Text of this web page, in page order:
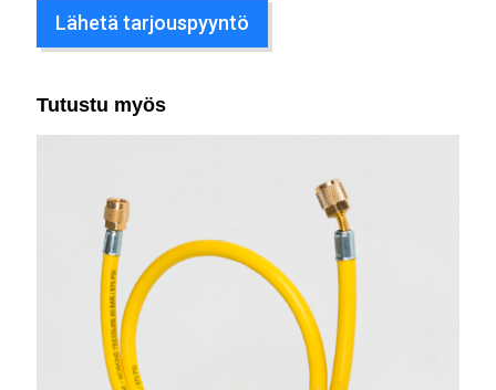
Lähetä tarjouspyyntö
Tutustu myös